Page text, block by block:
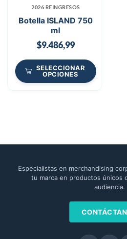
2026 REINGRESOS
Botella ISLAND 750
ml
$9.486,99
SELECCIONAR
OPCIONES
Especialistas en merchandising
tu marca en productos únicos
audiencia.